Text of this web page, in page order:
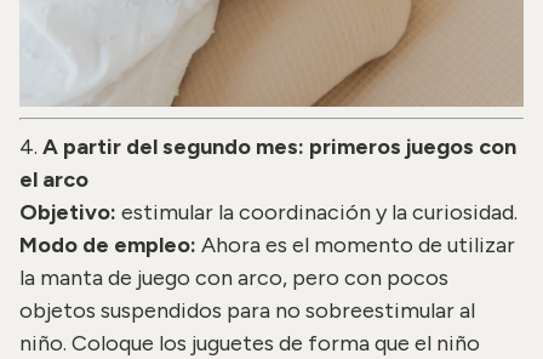
4. A partir del segundo mes: primeros juegos con
el arco
Objetivo: estimular la coordinación y la curiosidad.
Modo de empleo: Ahora es el momento de utilizar
la manta de juego con arco, pero con pocos
objetos suspendidos para no sobreestimular al
niño. Coloque los juguetes de forma que el niño